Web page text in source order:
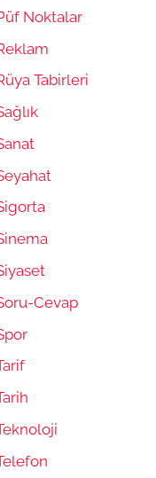
Noktalar
Tabirleri
Cevap